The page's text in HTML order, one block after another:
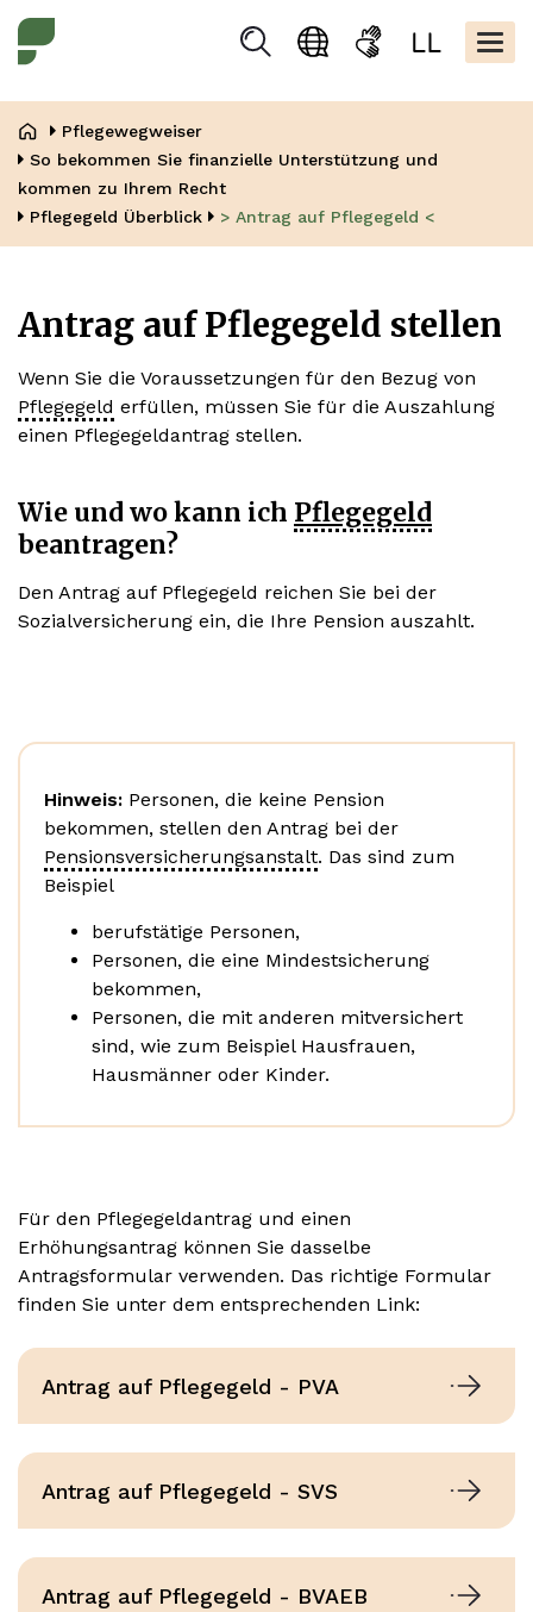
Inhalt
SuchenSprachauswahl
Gebärdensprache
Leicht
Pflegewegweiser
So bekommen Sie finanzielle Unterstützung und
kommen zu Ihrem Recht
Pflegegeld Überblick
> Antrag auf Pflegegeld <
Antrag auf Pflegegeld stellen
Wenn Sie die Voraussetzungen für den Bezug von
Pflegegeld erfüllen, müssen Sie für die Auszahlung
einen Pflegegeldantrag stellen.
Wie und wo kann ich Pflegegeld
beantragen?
Den Antrag auf Pflegegeld reichen Sie bei der
Sozialversicherung ein, die Ihre Pension auszahlt.
Hinweis: Personen, die keine Pension
bekommen, stellen den Antrag bei der
Pensionsversicherungsanstalt. Das sind zum
Beispiel
berufstätige Personen,
Personen, die eine Mindestsicherung
bekommen,
Personen, die mit anderen mitversichert
sind, wie zum Beispiel Hausfrauen,
Hausmänner oder Kinder.
Für den Pflegegeldantrag und einen
Erhöhungsantrag können Sie dasselbe
Antragsformular verwenden. Das richtige Formular
finden Sie unter dem entsprechenden Link:
Antrag auf Pflegegeld - PVA
Antrag auf Pflegegeld - SVS
Antrag auf Pflegegeld - BVAEB